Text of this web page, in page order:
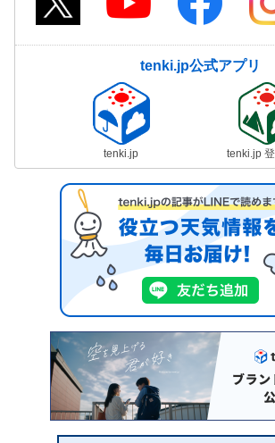
tenki.jp公式アプリ
tenki.jp tenki.jp